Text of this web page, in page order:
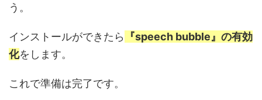
う。
インストールができたら
『speech bubble』の有効
化をします。
これで準備は完了です。